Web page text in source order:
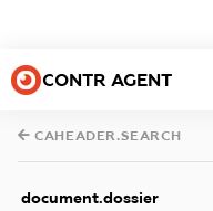
CONTR AGENT
CAHEADER.SEARCH
document.dossier